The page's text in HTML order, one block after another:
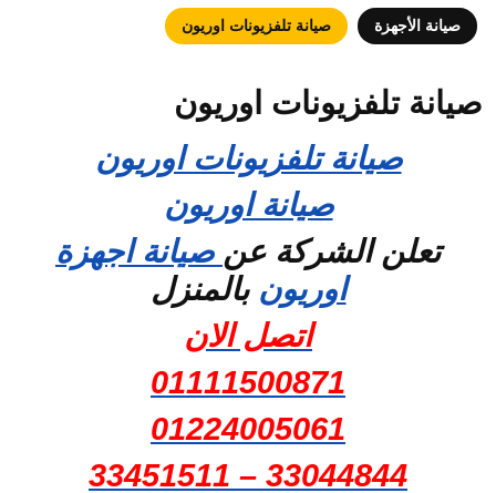
صيانة الأجهزة صيانة تلفزيونات اوريون
صيانة تلفزيونات اوريون
صيانة تلفزيونات اوريون
صيانة اوريون
تعلن الشركة عن صيانة اجهزة
اوريون بالمنزل
اتصل الان
01111500871
01224005061
33044844 – 33451511